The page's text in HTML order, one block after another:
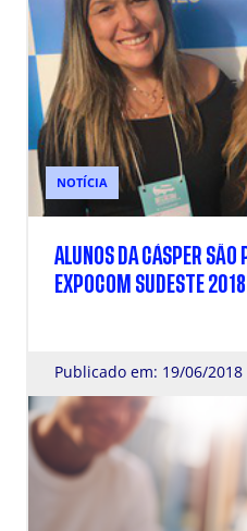
NOTÍCIA
ALUNOS DA CÁSPER SÃO
EXPOCOM SUDESTE 2018
Publicado em: 19/06/2018